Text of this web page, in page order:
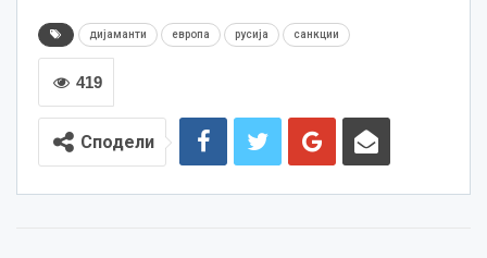
дијаманти европа русија санкции
419
Сподели